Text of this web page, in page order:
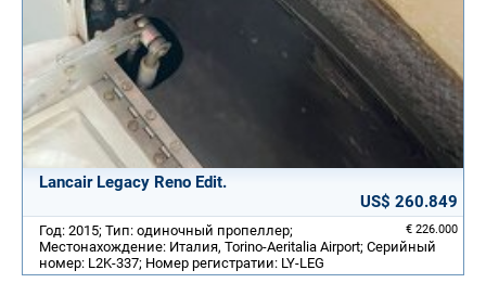
Lancair Legacy Reno Edit.
US$ 260.849
€ 226.000
Год: 2015; Тип: одиночный пропеллер;
Местонахождение: Италия, Torino-Aeritalia Airport; Серийный
номер: L2K-337; Номер регистратии: LY-LEG